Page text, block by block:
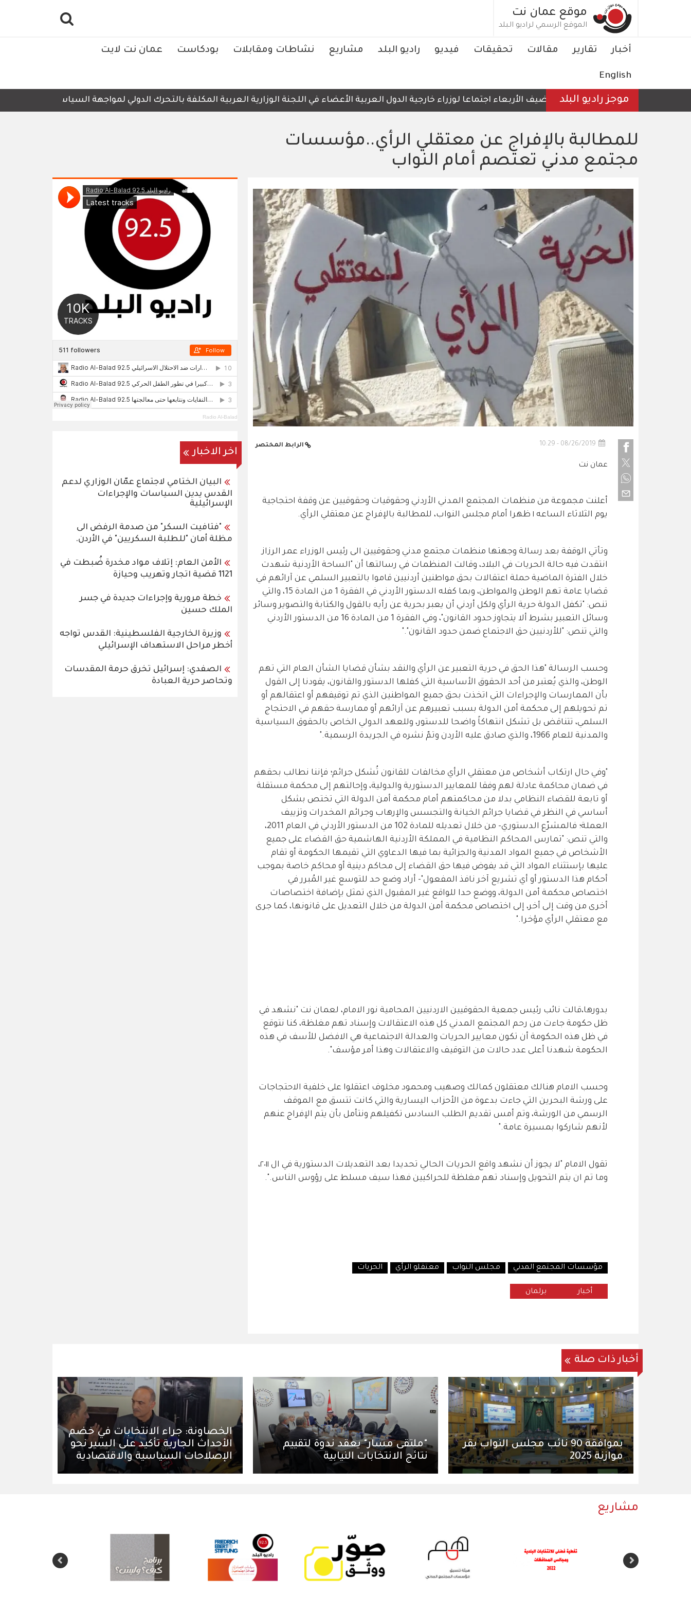
موقع عمان نت
الموقع الرسمي لراديو البلد
Main
أخبار تقارير مقالات تحقيقات فيديو راديو البلد مشاريع نشاطات ومقابلات بودكاست عمان نت لايت
English
موجز راديو البلد
الأردن يستضيف الأربعاء اجتماعا لوزراء خارجية الدول العربية الأعضاء في اللجنة الوزارية العربية المكلفة بالتحرك الدولي لمواجهة السياسات والإجراءات
للمطالبة بالإفراج عن معتقلي الرأي..مؤسسات
مجتمع مدني تعتصم أمام النواب
08/26/2019 - 10:29 الرابط المختصر
عمان نت
أعلنت مجموعة من منظمات المجتمع المدني الأردني وحقوقيات وحقوقيين عن وقفة احتجاجية
يوم الثلاثاء الساعه ١ ظهرا أمام مجلس النواب، للمطالبة بالإفراج عن معتقلي الرأي.
وتأتي الوقفة بعد رسالة وجهتها منظمات مجتمع مدني وحقوقيين الى رئيس الوزراء عمر الرزاز
انتقدت فيه حالة الحريات في البلاد، وقالت المنظمات في رسالتها أن "الساحة الأردنية شهدت
خلال الفترة الماضية حملة اعتقالات بحق مواطنين أردنيين قاموا بالتعبير السلمي عن آرائهم في
قضايا عامة تهم الوطن والمواطن، وبما كفله الدستور الأردني في الفقرة 1 من المادة 15، والتي
تنص: "تكفل الدولة حرية الرأي ولكل أردني أن يعبر بحرية عن رأيه بالقول والكتابة والتصوير وسائر
وسائل التعبير بشرط ألا يتجاوز حدود القانون"، وفي الفقرة 1 من المادة 16 من الدستور الأردني
والتي تنص: "للأردنيين حق الاجتماع ضمن حدود القانون"."
وحسب الرسالة "هذا الحق في حرية التعبير عن الرأي والنقد بشأن قضايا الشأن العام التي تهم
الوطن، والذي يُعتبر من أحد الحقوق الأساسية التي كفلها الدستور والقانون، يقودنا إلى القول
بأن الممارسات والإجراءات التي اتخذت بحق جميع المواطنين الذي تم توقيفهم أو اعتقالهم أو
تم تحويلهم إلى محكمة أمن الدولة بسبب تعبيرهم عن آرائهم أو ممارسة حقهم في الاحتجاج
السلمي، تتناقض بل تشكل انتهاكاً واضحا للدستور، وللعهد الدولي الخاص بالحقوق السياسية
والمدنية للعام 1966، والذي صادق عليه الأردن وتمّ نشره في الجريدة الرسمية."
"وفي حال ارتكاب أشخاص من معتقلي الرأي مخالفات للقانون تُشكل جرائم؛ فإننا نطالب بحقهم
في ضمان محاكمة عادلة لهم وفقا للمعايير الدستورية والدولية، وإحالتهم إلى محكمة مستقلة
أو تابعة للقضاء النظامي بدلا من محاكمتهم أمام محكمة أمن الدولة التي تختص بشكل
أساسي في النظر في قضايا جرائم الخيانة والتجسس والإرهاب وجرائم المخدرات وتزييف
العملة؛ فالمشرّع الدستوري- من خلال تعديله للمادة 102 من الدستور الأردني في العام 2011،
والتي تنص: "تمارس المحاكم النظامية في المملكة الأردنية الهاشمية حق القضاء على جميع
الأشخاص في جميع المواد المدنية والجزائية بما فيها الدعاوي التي تقيمها الحكومة أو تقام
عليها بإستثناء المواد التي قد يفوض فيها حق القضاء إلى محاكم دينية أو محاكم خاصة بموجب
أحكام هذا الدستور أو أي تشريع آخر نافذ المفعول"- أراد وضع حد للتوسع غير المُبرر في
اختصاص محكمة أمن الدولة، ووضع حدا للواقع غير المقبول الذي تمثل بإضافة اختصاصات
أخرى من وقت إلى أخر، إلى اختصاص محكمة أمن الدولة من خلال التعديل على قانونها، كما جرى
مع معتقلي الرأي مؤخرا."
بدورها،قالت نائب رئيس جمعية الحقوقيين الاردنيين المحامية نور الامام، لعمان نت "نشهد في
ظل حكومة جاءت من رحم المجتمع المدني كل هذه الاعتقالات وإسناد تهم مغلظة، كنا نتوقع
في ظل هذه الحكومة أن تكون معايير الحريات والعدالة الاجتماعية هي الافضل للأسف في هذه
الحكومة شهدنا أعلى عدد حالات من التوقيف والاعتقالات وهذا أمر مؤسف".
وحسب الامام هنالك معتقلون كمالك وصهيب ومحمود مخلوف اعتقلوا على خلفية الاحتجاجات
على ورشة البحرين التي جاءت بدعوة من الأحزاب اليسارية والتي كانت تتسق مع الموقف
الرسمي من الورشة، وتم أمس تقديم الطلب السادس تكفيلهم ونتأمل بأن يتم الإفراج عنهم
لأنهم شاركوا بمسيرة عامة."
تقول الامام "لا يجوز أن نشهد واقع الحريات الحالي تحديدا بعد التعديلات الدستورية في ال ٢٠١١،
وما تم ان يتم التحويل وإسناد تهم مغلظة للحراكيين فهذا سيف مسلط على رؤوس الناس.".
مؤسسات المجتمع المدني مجلس النواب معتقلو الرأي الحريات
أخبار برلمان
Radio Al-Balad
اخر الاخبار
البيان الختامي لاجتماع عمّان الوزاري لدعم
القدس يدين السياسات والإجراءات
الإسرائيلية
"فتافيت السكر" من صدمة الرفض الى
مظلة أمان "للطلبة السكريين" في الأردن.
الأمن العام: إتلاف مواد مخدرة ضُبطت في
1121 قضية اتجار وتهريب وحيازة
خطة مرورية وإجراءات جديدة في جسر
الملك حسين
وزيرة الخارجية الفلسطينية: القدس تواجه
أخطر مراحل الاستهداف الإسرائيلي
الصفدي: إسرائيل تخرق حرمة المقدسات
وتحاصر حرية العبادة
أخبار ذات صلة
بموافقة 90 نائب مجلس النواب يقر
موازنة 2025
"ملتقى مسار" يعقد ندوة لتقييم
نتائج الانتخابات النيابية
الخصاونة: جراء الانتخابات في خضم
الأحداث الجارية تأكيد على السير نحو
الإصلاحات السياسية والاقتصادية
مشاريع